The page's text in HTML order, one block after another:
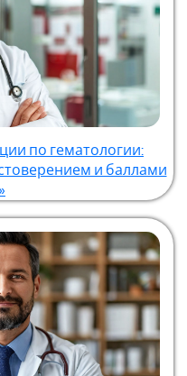
по гематологии:
и баллами